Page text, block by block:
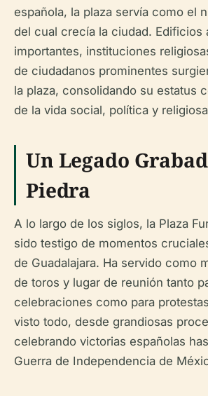
española, la plaza servía como el
del cual crecía la ciudad. Edificios
importantes, instituciones
de ciudadanos prominentes
la plaza, consolidando su estatus
de la vida social, política y
Un Legado
Piedra
A lo largo de los siglos, la Plaza
sido testigo de momentos
de Guadalajara. Ha servido como
de toros y lugar de reunión tanto
celebraciones como para
visto todo, desde grandiosas
celebrando victorias españolas
Guerra de Independencia de